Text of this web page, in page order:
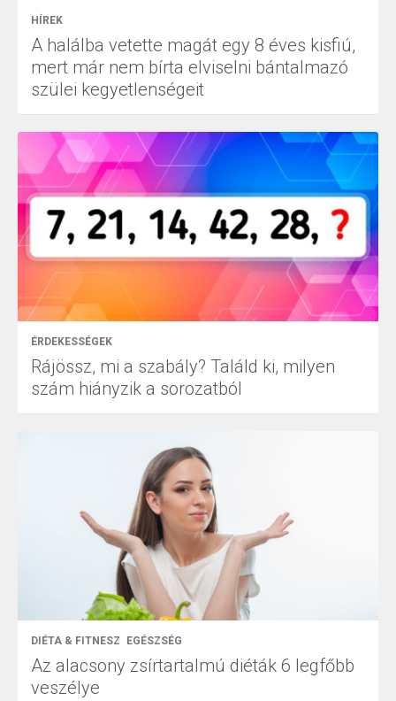
HÍREK
A halálba vetette magát egy 8 éves kisfiú,
mert már nem bírta elviselni bántalmazó
szülei kegyetlenségeit
ÉRDEKESSÉGEK
Rájössz, mi a szabály? Találd ki, milyen
szám hiányzik a sorozatból
DIÉTA & FITNESZ EGÉSZSÉG
Az alacsony zsírtartalmú diéták 6 legfőbb
veszélye